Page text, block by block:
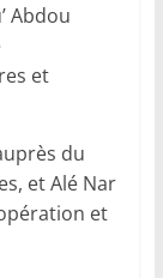
Abdou
et
du
et Alé Nar
et